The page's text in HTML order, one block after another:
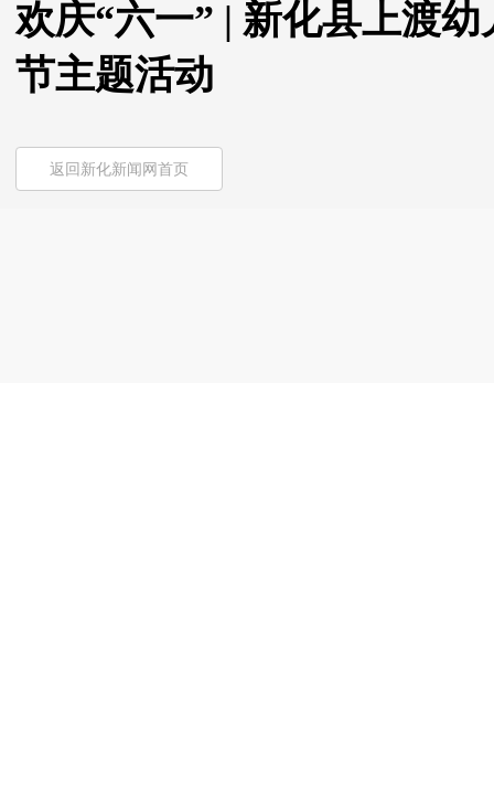
欢庆“六一” | 新化县上渡
节主题活动
返回新化新闻网首页